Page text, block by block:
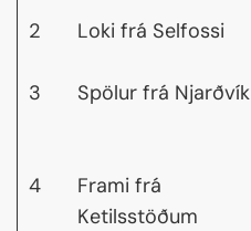
2 Loki frá Selfossi
3 Spölur frá Njarðvík
4
Frami frá
Ketilsstöðum